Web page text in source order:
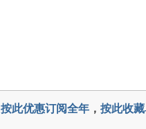
按此优惠订阅全年 ， 按此收